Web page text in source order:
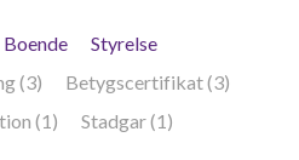
Boende
Styrelse
(3)
Betygscertifikat (3)
(1)
Stadgar (1)